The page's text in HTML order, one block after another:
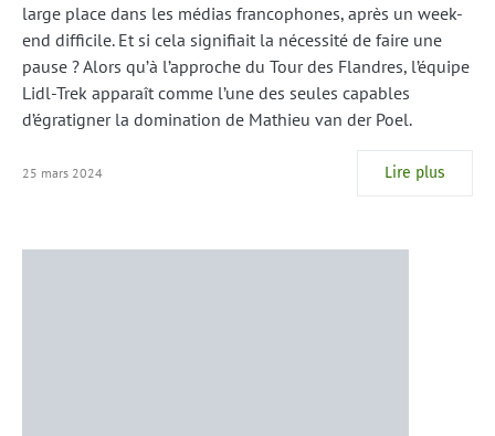
large place dans les médias francophones, après un week-
end difficile. Et si cela signifiait la nécessité de faire une
pause ? Alors qu’à l’approche du Tour des Flandres, l’équipe
Lidl-Trek apparaît comme l’une des seules capables
d’égratigner la domination de Mathieu van der Poel.
25 mars 2024 Lire plus